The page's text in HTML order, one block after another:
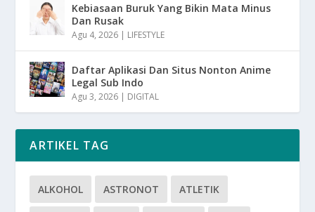
Kebiasaan Buruk Yang Bikin Mata Minus
Dan Rusak
Agu 4, 2026 | LIFESTYLE
Daftar Aplikasi Dan Situs Nonton Anime
Legal Sub Indo
Agu 3, 2026 | DIGITAL
ARTIKEL TAG
ALKOHOL ASTRONOT ATLETIK